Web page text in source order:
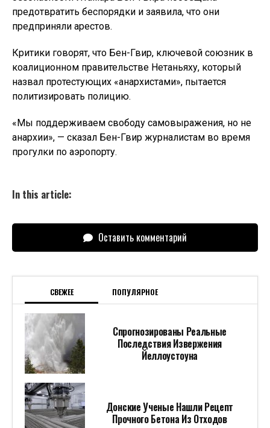
предотвратить беспорядки и заявила, что они
предприняли арестов.
Критики говорят, что Бен-Гвир, ключевой союзник в
коалиционном правительстве Нетаньяху, который
назвал протестующих «анархистами», пытается
политизировать полицию.
«Мы поддерживаем свободу самовыражения, но не
анархии», — сказал Бен-Гвир журналистам во время
прогулки по аэропорту.
In this article:
Оставить комментарий
СВЕЖЕЕ ПОПУЛЯРНОЕ
Спрогнозированы Реальные
Последствия Извержения
Йеллоустоуна
Донские Ученые Нашли Рецепт
Прочного Бетона Из Отходов